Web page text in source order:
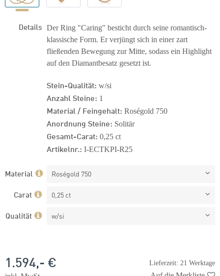
Details Der Ring "Caring" besticht durch seine romantisch-
klassische Form. Er verjüngt sich in einer zart
fließenden Bewegung zur Mitte, sodass ein Highlight
auf den Diamantbesatz gesetzt ist.
Stein-Qualität: w/si
Anzahl Steine: 1
Material / Feingehalt: Roségold 750
Anordnung Steine: Solitär
Gesamt-Carat: 0,25 ct
Artikelnr.: I-ECTKPI-R25
Material Roségold 750
Carat 0,25 ct
Qualität w/si
Lieferzeit: 21 Werktage
1.594,- €